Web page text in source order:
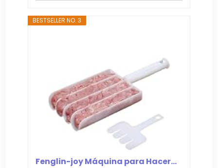
BESTSELLER NO. 3
Fenglin-joy Máquina para Hacer...